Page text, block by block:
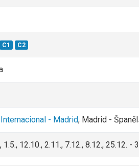
C1 C2
- Madrid, Madrid -
1.5., 12.10., 2.11., 7.12., 8.12.,